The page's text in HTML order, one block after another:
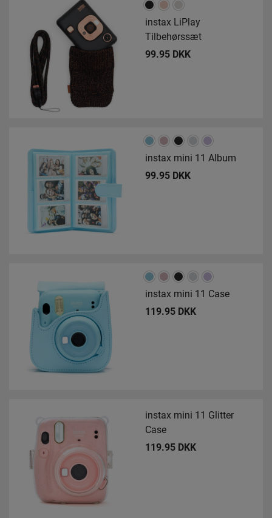
instax LiPlay
Tilbehørssæt
99.95 DKK
instax mini 11 Album
99.95 DKK
instax mini 11 Case
119.95 DKK
instax mini 11 Glitter
Case
119.95 DKK